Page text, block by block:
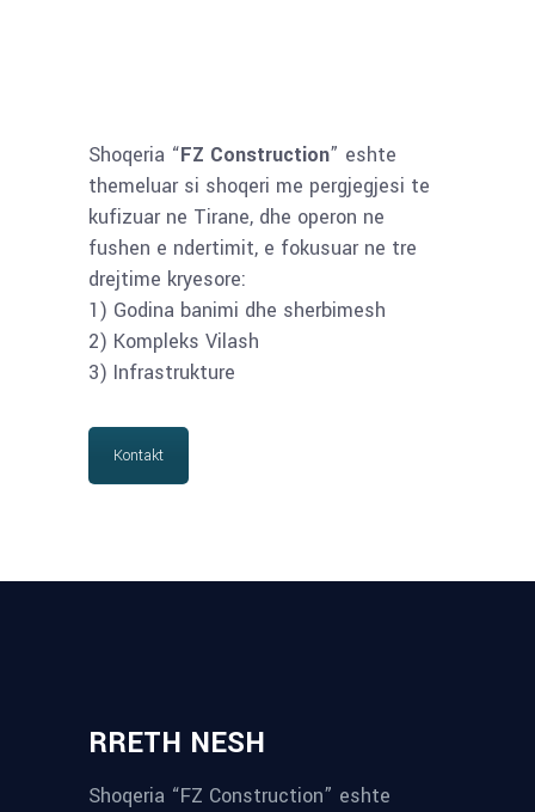
Shoqeria “FZ Construction” eshte
themeluar si shoqeri me pergjegjesi te
kufizuar ne Tirane, dhe operon ne
fushen e ndertimit, e fokusuar ne tre
drejtime kryesore:
1) Godina banimi dhe sherbimesh
2) Kompleks Vilash
3) Infrastrukture
Kontakt
RRETH NESH
Shoqeria “FZ Construction” eshte